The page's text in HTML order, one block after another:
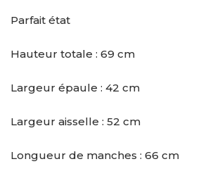
Parfait état
Hauteur totale : 69 cm
Largeur épaule : 42 cm
Largeur aisselle : 52 cm
Longueur de manches : 66 cm